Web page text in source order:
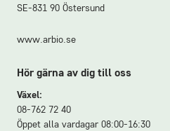
SE-831 90 Östersund
www.arbio.se
Hör gärna av dig till oss
Växel:
08-762 72 40
Öppet alla vardagar 08:00-16:30